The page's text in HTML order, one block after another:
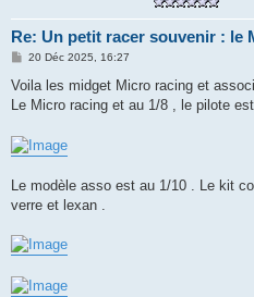
Re: Un petit racer souvenir : le
M
s
a
e
20 Déc 2025, 16:27
Voila les midget Micro racing et
Le Micro racing et au 1/8 , le pilote
Le modèle asso est au 1/10 . Le kit
verre et lexan .